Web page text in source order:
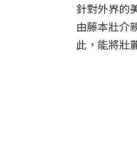
針對外界的
由藤本壯介
此，能將壯